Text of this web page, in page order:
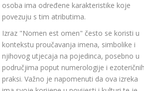
osoba ima određene karakteristike koje
povezuju s tim atributima.
Izraz "Nomen est omen" često se koristi u
kontekstu proučavanja imena, simbolike i
njihovog utjecaja na pojedinca, posebno u
područjima poput numerologije i ezoteričnih
praksi. Važno je napomenuti da ova izreka